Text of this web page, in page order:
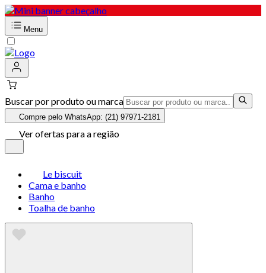
Menu
Buscar por produto ou marca
Compre pelo WhatsApp: (21) 97971-2181
Ver ofertas para a região
Le biscuit
Cama e banho
Banho
Toalha de banho